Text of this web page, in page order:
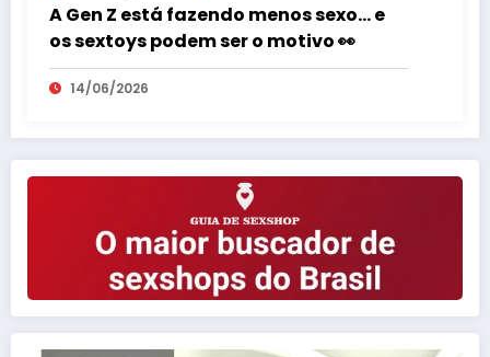
A Gen Z está fazendo menos sexo… e
os sextoys podem ser o motivo 👀
14/06/2026